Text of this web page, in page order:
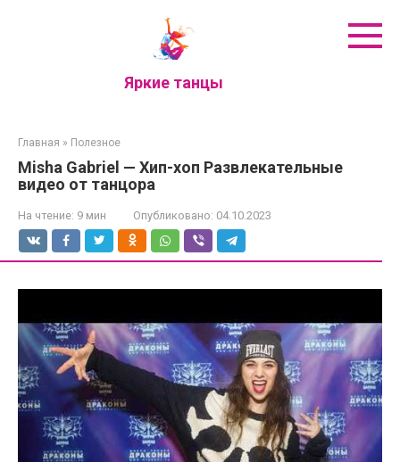
Яркие танцы
Главная » Полезное
Misha Gabriel — Хип-хоп Развлекательные
видео от танцора
На чтение: 9 мин Опубликовано: 04.10.2023